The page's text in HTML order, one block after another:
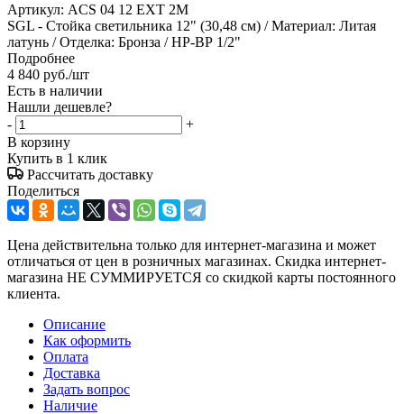
Артикул: ACS 04 12 EXT 2M
SGL - Стойка светильника 12" (30,48 см) / Материал: Литая
латунь / Отделка: Бронза / НР-ВР 1/2"
Подробнее
4 840 руб./шт
Есть в наличии
Нашли дешевле?
-
+
В корзину
Купить в 1 клик
Рассчитать доставку
Поделиться
Цена действительна только для интернет-магазина и может
отличаться от цен в розничных магазинах. Скидка интернет-
магазина НЕ СУММИРУЕТСЯ со скидкой карты постоянного
клиента.
Описание
Как оформить
Оплата
Доставка
Задать вопрос
Наличие